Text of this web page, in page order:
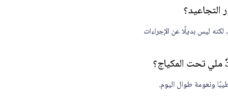
ليس بديلًا عن الإجراءات
ونعومة طوال اليوم.